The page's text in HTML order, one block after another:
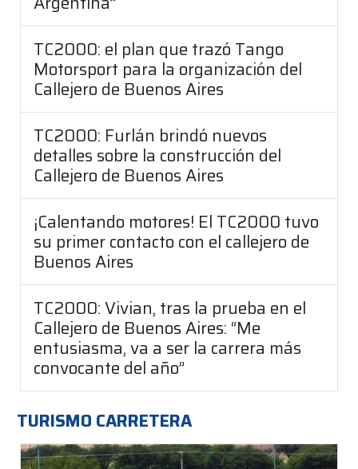
TC2000: el plan que trazó Tango
Motorsport para la organización del
Callejero de Buenos Aires
TC2000: Furlán brindó nuevos
detalles sobre la construcción del
Callejero de Buenos Aires
¡Calentando motores! El TC2000 tuvo
su primer contacto con el callejero de
Buenos Aires
TC2000: Vivian, tras la prueba en el
Callejero de Buenos Aires: “Me
entusiasma, va a ser la carrera más
convocante del año”
TURISMO CARRETERA